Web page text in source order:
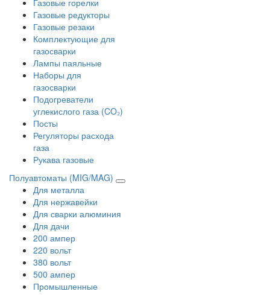
Газовые редукторы
Газовые резаки
Комплектующие для
газосварки
Лампы паяльные
Наборы для
газосварки
Подогреватели
углекислого газа (CO₂)
Посты
Регуляторы расхода
газа
Рукава газовые
Полуавтоматы (MIG/MAG)
Для металла
Для нержавейки
Для сварки алюминия
Для дачи
200 ампер
220 вольт
380 вольт
500 ампер
Промышленные